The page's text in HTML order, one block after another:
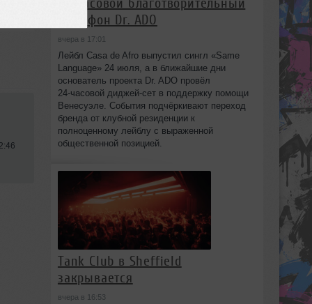
марафон Dr. ADO
вчера в 17:01
Лейбл Casa de Afro выпустил сингл «Same
Language» 24 июля, а в ближайшие дни
основатель проекта Dr. ADO провёл
24‑часовой диджей‑сет в поддержку помощи
Венесуэле. События подчёркивают переход
бренда от клубной резиденции к
полноценному лейблу с выраженной
общественной позицией.
Tank Club в Sheffield
закрывается
вчера в 16:53